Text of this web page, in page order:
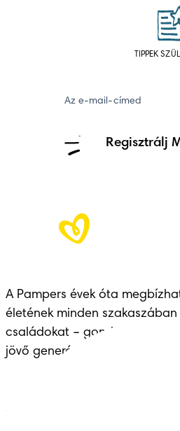
TIPPEK
Az e-mail-címed
Regisztrálj
A Pampers évek óta
életének minden
családokat –
jövő generációinak átadott